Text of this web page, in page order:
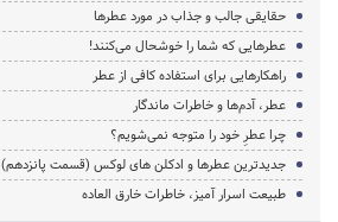
حقایقی جالب و جذاب در مورد عطرها
عطرهایی که شما را خوشحال می­‌کنند!
راه­کارهایی برای استفاده کافی از عطر
عطر، آدم­‌ها و خاطرات ماندگار
چرا عطرِ خود را متوجه نمی­‌شویم؟
جدیدترین عطرها و ادکلن های لوکس (قسمت پانزدهم)
طبیعت اسرار آمیز، خاطرات خارق العاده